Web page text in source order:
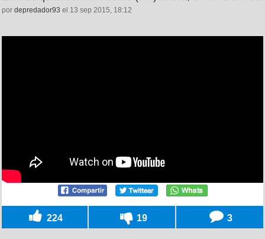
por depredador93 el 13 sep 2015, 18:12
224 19 3